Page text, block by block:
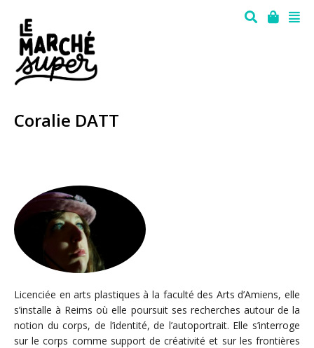
Coralie DATT
Licenciée en arts plastiques à la faculté des Arts d’Amiens, elle
s’installe à Reims où elle poursuit ses recherches autour de la
notion du corps, de l’identité, de l’autoportrait. Elle s’interroge
sur le corps comme support de créativité et sur les frontières